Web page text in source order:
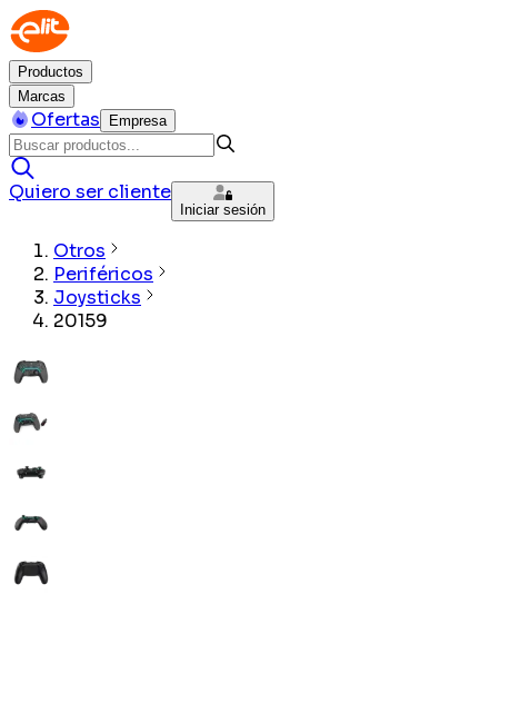
Productos
Marcas
Ofertas Empresa
Quiero ser cliente
Iniciar sesión
Otros
Periféricos
Joysticks
20159